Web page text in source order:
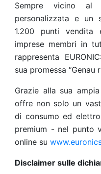
Sempre vicino al
personalizzata e un
1.200 punti vendita
imprese membri in
rappresenta
sua promessa “Genau
Grazie alla sua
offre non solo un
di consumo ed
premium - nel punto
online su
Disclaimer sulle